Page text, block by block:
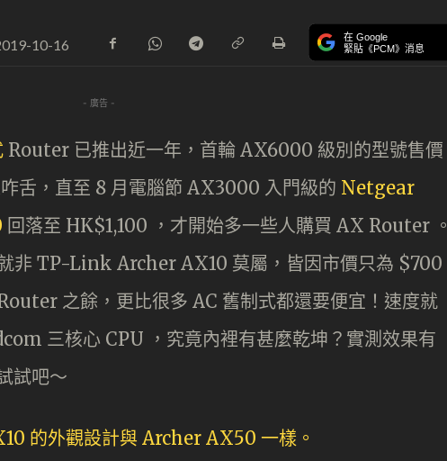
10-16 在 Google
緊貼《PCM》消息
- 廣告 -
Router 已推出近一年，首輪 AX6000 級別的型號售價
舌，直至 8 月電腦節 AX3000 入門級的 Netgear
回落至 HK$1,100 ，才開始多一些人購買 AX Router
非 TP-Link Archer AX10 莫屬，皆因市價只為 $700
之餘，更比很多 AC 舊制式都還要便宜！速度就
三核心 CPU ，究竟內裡有甚麼乾坤？實測效果有
試吧～